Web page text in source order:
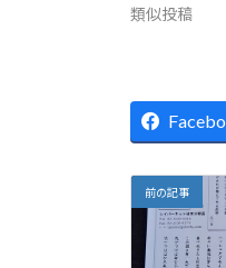
類似投稿
前の記事